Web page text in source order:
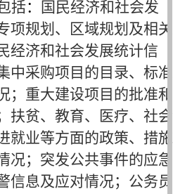
括：
国民经济和社会发
项规划、区域规划及相关
经济和社会发展统计信
中采购项目的目录、标准
；重大建设项目的批准和
扶贫、教育、医疗、社会
就业等方面的政策、措施
况；突发公共事件的应急
信息及应对情况；公务员